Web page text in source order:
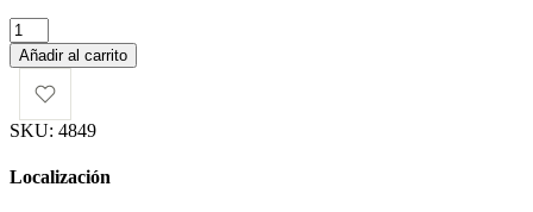
Perfume
Carrement
vainilla
100ml
Añadir al carrito
SKU: 4849
Localización